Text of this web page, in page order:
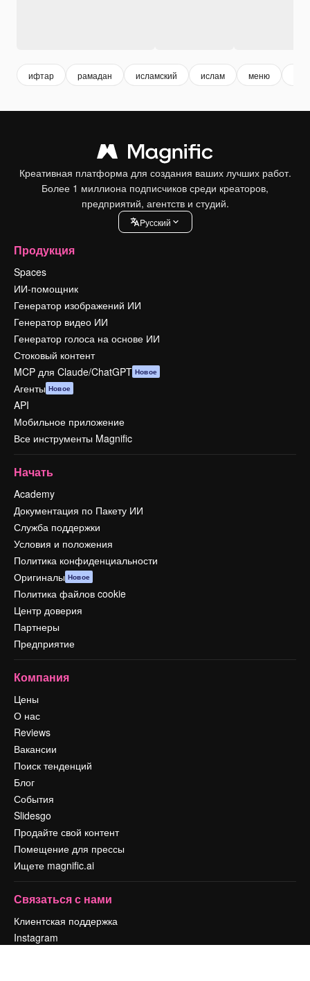
ифтар рамадан исламский ислам меню
Креативная платформа для создания ваших лучших работ.
Более 1 миллиона подписчиков среди креаторов,
предприятий, агентств и студий.
Pусский
Продукция
Spaces
ИИ-помощник
Генератор изображений ИИ
Генератор видео ИИ
Генератор голоса на основе ИИ
Стоковый контент
MCP для Claude/ChatGPT Новое
Агенты Новое
API
Мобильное приложение
Все инструменты Magnific
Начать
Academy
Документация по Пакету ИИ
Служба поддержки
Условия и положения
Политика конфиденциальности
Оригиналы Новое
Политика файлов cookie
Центр доверия
Партнеры
Предприятие
Компания
Цены
О нас
Reviews
Вакансии
Поиск тенденций
Блог
События
Slidesgo
Продайте свой контент
Помещение для прессы
Ищете magnific.ai
Связаться с нами
Клиентская поддержка
Instagram